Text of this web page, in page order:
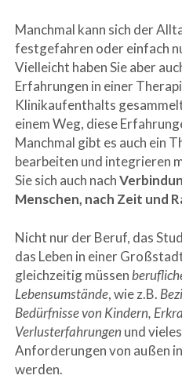
Manchmal kann sich der
festgefahren oder einfach
Vielleicht haben Sie aber
Erfahrungen in einer
Klinikaufenthalts
einem Weg, diese
Manchmal gibt es auch ein
bearbeiten und integrieren
Sie sich auch nach
Menschen, nach Zeit und
Nicht nur der Beruf, das
das Leben in einer
gleichzeitig müssen
Lebensumstände, wie z.B.
Bedürfnisse von Kindern,
Verlusterfahrungen und
Anforderungen von außen
werden.